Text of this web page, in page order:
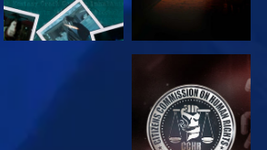
ΠΑΡΑΚΟΛΟΥΘΗΣΤΕ